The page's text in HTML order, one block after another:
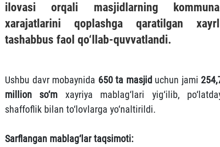
ilovasi orqali masjidlarning
xarajatlarini qoplashga qaratilgan
tashabbus faol qo‘llab-quvvatlandi.
Ushbu davr mobaynida 650 ta masjid uchun jami
million so‘m xayriya mablag‘lari yig‘ilib,
shaffoflik bilan to‘lovlarga yo‘naltirildi.
Sarflangan mablag‘lar taqsimoti: